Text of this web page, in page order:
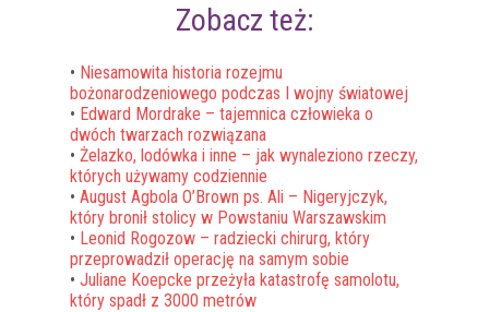
Zobacz też:
• Niesamowita historia rozejmu
bożonarodzeniowego podczas I wojny światowej
• Edward Mordrake – tajemnica człowieka o
dwóch twarzach rozwiązana
• Żelazko, lodówka i inne – jak wynaleziono rzeczy,
których używamy codziennie
• August Agbola O’Brown ps. Ali – Nigeryjczyk,
który bronił stolicy w Powstaniu Warszawskim
• Leonid Rogozow – radziecki chirurg, który
przeprowadził operację na samym sobie
• Juliane Koepcke przeżyła katastrofę samolotu,
który spadł z 3000 metrów